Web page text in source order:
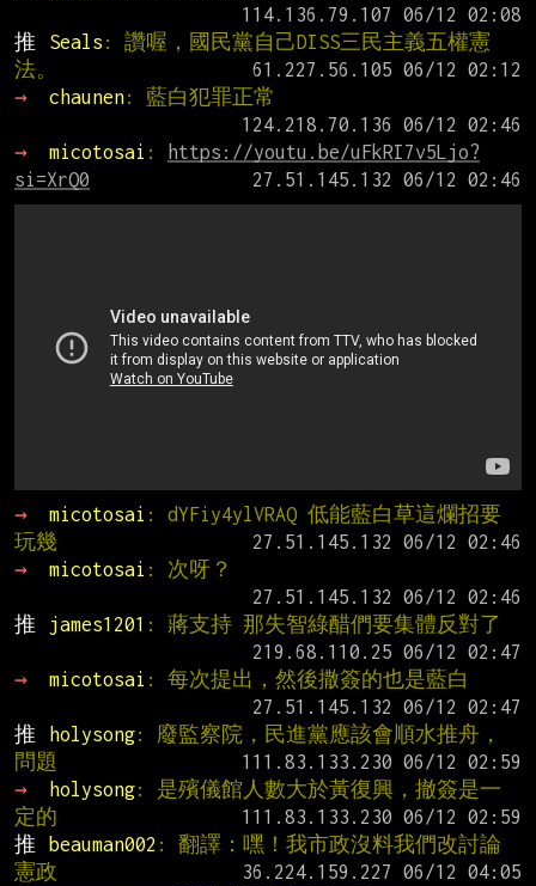
推
Seals : 讚喔，國民黨自己DISS三民主義五權憲
法。
→
chaunen: 藍白犯罪正常
→
micotosai :
https://youtu.be/uFkRI7v5Ljo?
si=XrQ0
→ micotosai : dYFiy4ylVRAQ 低能藍白草這爛招要
玩幾
→
micotosai : 次呀？
推
james1201 : 蔣支持 那失智綠醋們要集體反對了
→
micotosai : 每次提出，然後撒簽的也是藍白
推
holysong: 廢監察院，民進黨應該會順水推舟，
問題
→
holysong: 是殯儀館人數大於黃復興，撤簽是一
定的
推
beauman002 : 翻譯：嘿！我市政沒料我們改討論
憲政